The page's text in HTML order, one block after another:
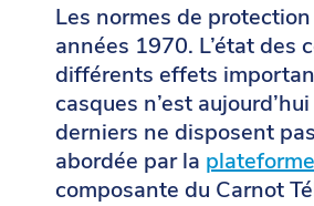
Les normes de
années 1970. L’état des
différents effets
casques n’est
derniers ne disposent
abordée par la
composante du Carnot